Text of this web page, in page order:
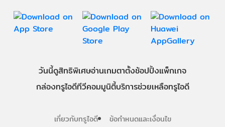
วันนี้ดูสิทธิพิเศษอ่านเกมตาตั้งช้อปปิ้งแพ็กเกจ
กล่องทรูไอดีทีวีคอมมูนิตี้บริการช่วยเหลือทรูไอดี
เกี่ยวกับทรูไอดี
ข้อกำหนดและเงื่อนไข